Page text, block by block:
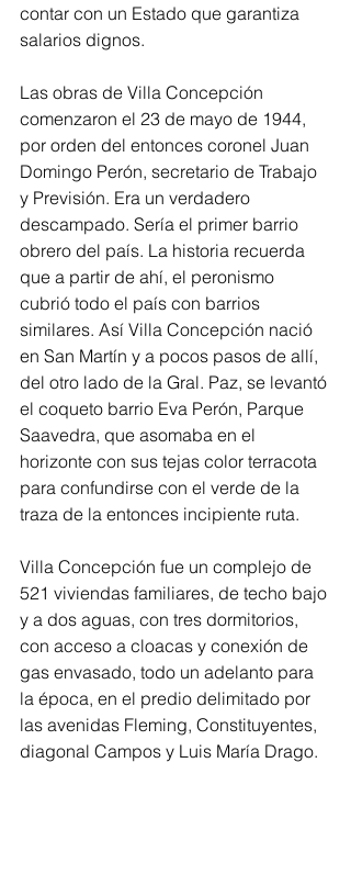
contar con un Estado que garantiza
salarios dignos.
Las obras de Villa Concepción
comenzaron el 23 de mayo de 1944,
por orden del entonces coronel Juan
Domingo Perón, secretario de Trabajo
y Previsión. Era un verdadero
descampado. Sería el primer barrio
obrero del país. La historia recuerda
que a partir de ahí, el peronismo
cubrió todo el país con barrios
similares. Así Villa Concepción nació
en San Martín y a pocos pasos de allí,
del otro lado de la Gral. Paz, se levantó
el coqueto barrio Eva Perón, Parque
Saavedra, que asomaba en el
horizonte con sus tejas color terracota
para confundirse con el verde de la
traza de la entonces incipiente ruta.
Villa Concepción fue un complejo de
521 viviendas familiares, de techo bajo
y a dos aguas, con tres dormitorios,
con acceso a cloacas y conexión de
gas envasado, todo un adelanto para
la época, en el predio delimitado por
las avenidas Fleming, Constituyentes,
diagonal Campos y Luis María Drago.